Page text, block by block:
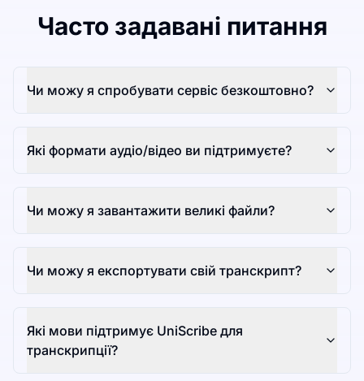
Часто задавані питання
Чи можу я спробувати сервіс безкоштовно?
Які формати аудіо/відео ви підтримуєте?
Чи можу я завантажити великі файли?
Чи можу я експортувати свій транскрипт?
Які мови підтримує UniScribe для
транскрипції?